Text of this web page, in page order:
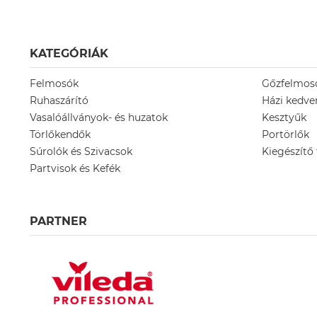
KATEGÓRIÁK
Felmosók
Ruhaszárító
Vasalóállványok- és huzatok
Törlőkendők
Súrolók és Szivacsok
Partvisok és Kefék
Házi
Kesztyűk
Portörlők
PARTNER